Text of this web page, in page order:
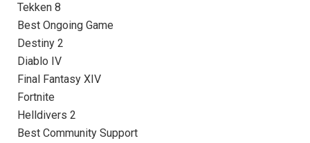
Tekken 8
Best Ongoing Game
Destiny 2
Diablo IV
Final Fantasy XIV
Fortnite
Helldivers 2
Best Community Support